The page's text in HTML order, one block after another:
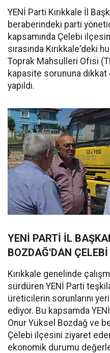
YENİ Parti Kırıkkale İl
beraberindeki parti
kapsamında Çelebi
sırasında Kırıkkale'deki
Toprak Mahsulleri Ofisi
kapasite sorununa dikkat
yapıldı.
YENİ PARTİ İL
BOZDAĞ'DAN
Kırıkkale genelinde
sürdüren YENİ Parti
üreticilerin sorunlarını
ediyor. Bu kapsamda
Onur Yüksel Bozdağ ve
Çelebi ilçesini ziyaret
ekonomik durumu